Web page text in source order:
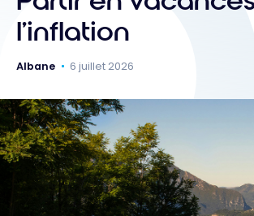
l’inflation
Albane 6 juillet 2026